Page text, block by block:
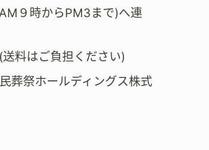
９時からPM3まで)へ連
料はご負担ください)
祭ホールディングス株式